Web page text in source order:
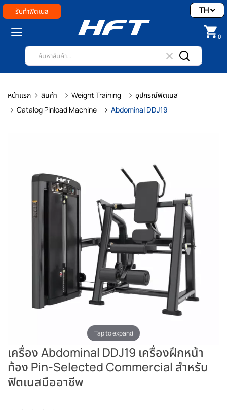
รับทำฟิตเนส
0
TH
หน้าแรก สินค้า Weight Training
อุปกรณ์ฟิตเนส
Catalog Pinload Machine
Abdominal DDJ19
Tap to expand
เครื่อง Abdominal DDJ19 เครื่องฝึกหน้า
ท้อง Pin-Selected Commercial สำหรับ
ฟิตเนสมืออาชีพ